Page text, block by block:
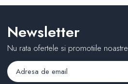
Newsletter
Nu rata ofertele si promotiile noastre